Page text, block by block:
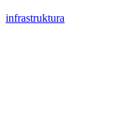
infrastruktura